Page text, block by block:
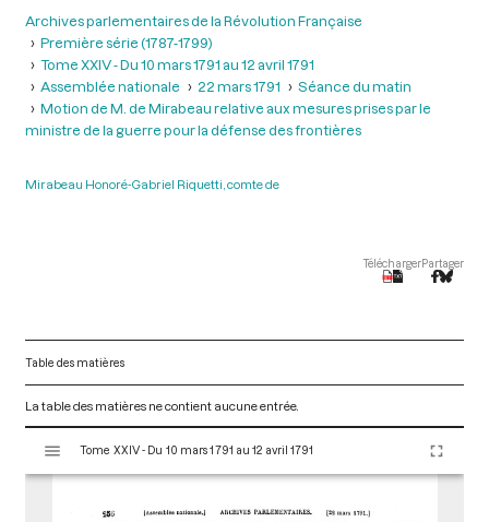
Archives parlementaires de la Révolution Française
Première série (1787-1799)
Tome XXIV - Du 10 mars 1791 au 12 avril 1791
Assemblée nationale
22 mars 1791
Séance du matin
Motion de M. de Mirabeau relative aux mesures prises par le
ministre de la guerre pour la défense des frontières
Mirabeau Honoré-Gabriel Riquetti, comte de
TéléchargerPartager
Table des matières
La table des matières ne contient aucune entrée.
s
Tome XXIV - Du 10 mars 1791 au 12 avril 1791